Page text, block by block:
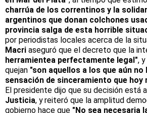
charrúa de los correntinos y la
argentinos que donan colchones
provincia salga de esta horrible
por periodistas locales acerca de la
Macri aseguró que el decreto que la
herramientea perfectamente legal",
quejan "son aquellos a los que aún no
sensación de sinceramiento que hoy
El presidente dijo que su decisión está
Justicia, y reiteró que la amplitud
gobierno hace que "No sea necesaria